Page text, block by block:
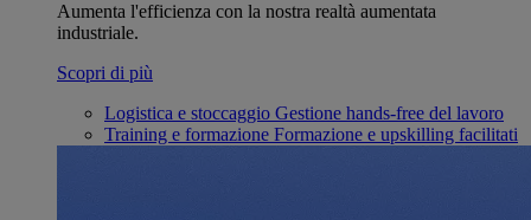
Aumenta l'efficienza con la nostra realtà aumentata
industriale.
Scopri di più
Logistica e stoccaggio Gestione hands-free del lavoro
Training e formazione Formazione e upskilling facilitati